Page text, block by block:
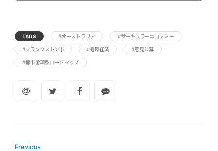
TAGS #オーストラリア #サーキュラーエコノミー
#フランクストン市 #循環経済 #意見公募
#都市循環型ロードマップ
Previous